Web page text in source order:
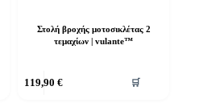
Στολή βροχής μοτοσικλέτας 2
τεμαχίων | vulante™
119,90€ 🛒